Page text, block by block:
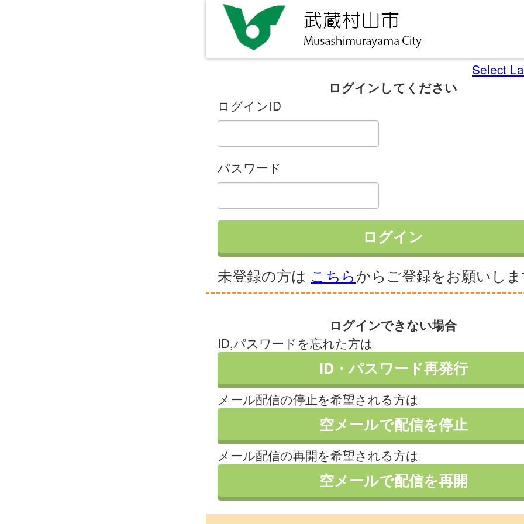
Select
ログインしてください
ログインID
パスワード
未登録の方は こちらからご登録をお願いし
ログインできない場合
ID,パスワードを忘れた方は
ID・パスワード再発行
メール配信の停止を希望される方は
空メールで配信を停止
メール配信の再開を希望される方は
空メールで配信を再開